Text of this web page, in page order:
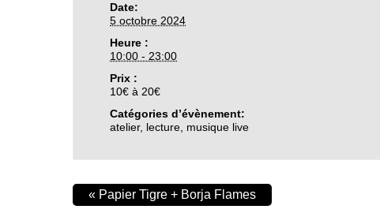
Date:
5 octobre 2024
Heure :
10:00 - 23:00
Prix :
10€ à 20€
Catégories d’évènement:
atelier, lecture musique live
« Papier Tigre + Borja Flames